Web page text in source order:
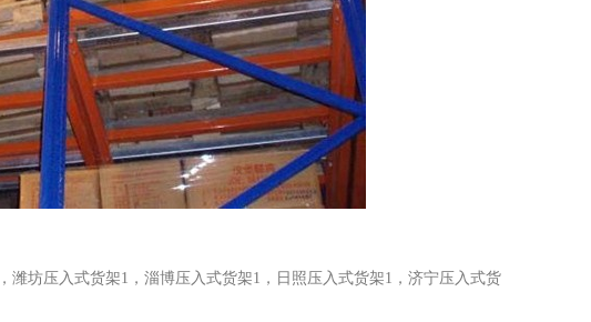
， 潍坊压入式货架1 ， 淄博压入式货架1 ， 日照压入式货架1 ， 济宁压入式货